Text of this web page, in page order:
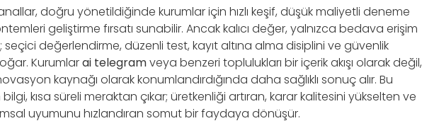
doğru yönetildiğinde kurumlar için hızlı keşif, düşük maliyetli deneme
geliştirme fırsatı sunabilir. Ancak kalıcı değer, yalnızca bedava erişim
değerlendirme, düzenli test, kayıt altına alma disiplini ve güvenlik
Kurumlarai telegramveya benzeri toplulukları bir içerik akışı olarak değil,
kaynağı olarak konumlandırdığında daha sağlıklı sonuç alır. Bu
kısa süreli meraktan çıkar; üretkenliği artıran, karar kalitesini yükselten ve
uyumunu hızlandıran somut bir faydaya dönüşür.